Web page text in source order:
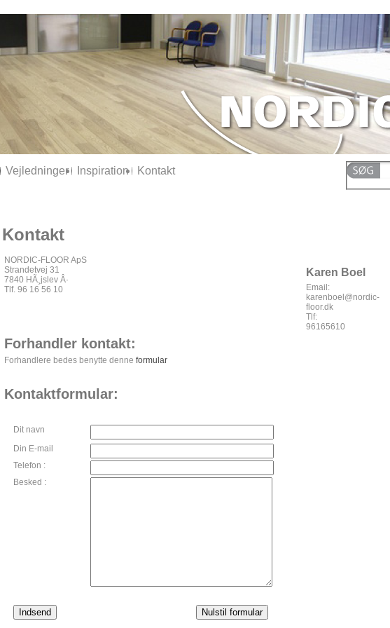
Vejledninger Inspiration Kontakt
Kontakt
NORDIC-FLOOR ApS
Strandetvej 31
7840 HÃ¸jslev Â·
Tlf. 96 16 56 10
Forhandler kontakt:
Forhandlere bedes benytte denne formular
Kontaktformular:
Dit navn
Din E-mail
Telefon :
Besked :
Karen Boel
Email:
karenboel@nordic-
floor.dk
Tlf:
96165610